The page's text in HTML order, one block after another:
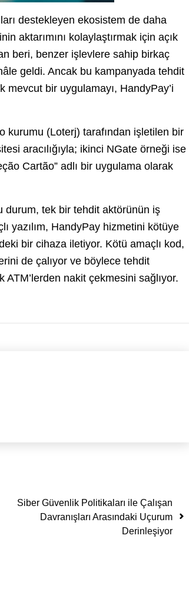
destekleyen ekosistem de daha
aktarımını kolaylaştırmak için açık
beri, benzer işlevlere sahip birkaç
geldi. Ancak bu kampanyada tehdit
bir uygulamayı, HandyPay’i
kurumu (Loterj) tarafından işletilen bir
aracılığıyla; ikinci NGate örneği ise
Cartão” adlı bir uygulama olarak
durum, tek bir tehdit aktörünün iş
yazılım, HandyPay hizmetini kötüye
bir cihaza iletiyor. Kötü amaçlı kod,
de çalıyor ve böylece tehdit
nakit çekmesini sağlıyor.
Siber Güvenlik Politikaları ile Çalışan
Davranışları Arasındaki Uçurum
Derinleşiyor